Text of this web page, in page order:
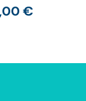
€